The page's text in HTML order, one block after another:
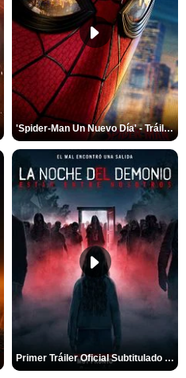
'Spider-Man Un Nuevo Día' - Tráiler oficial subtitulado
Primer Tráiler Oficial Subtitulado de 'La Noche Del Demonio: Están Entre Nosotros'